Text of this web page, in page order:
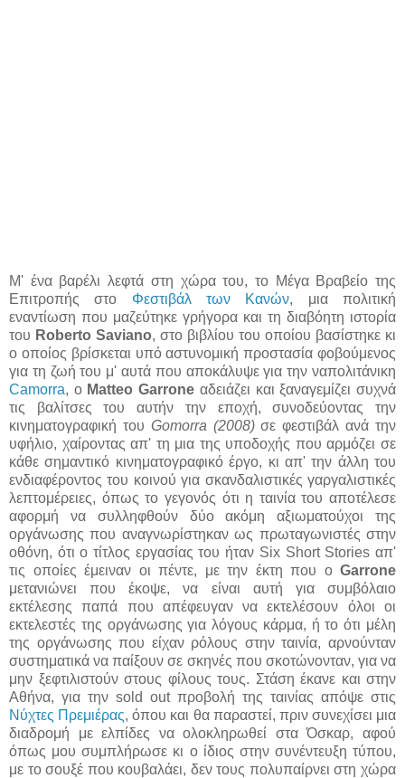
Μ' ένα βαρέλι λεφτά στη χώρα του, το Μέγα Βραβείο της
Επιτροπής στο Φεστιβάλ των Κανών, μια πολιτική
εναντίωση που μαζεύτηκε γρήγορα και τη διαβόητη ιστορία
του Roberto Saviano, στο βιβλίου του οποίου βασίστηκε κι
ο οποίος βρίσκεται υπό αστυνομική προστασία φοβούμενος
για τη ζωή του μ' αυτά που αποκάλυψε για την ναπολιτάνικη
Camorra, ο Matteo Garrone αδειάζει και ξαναγεμίζει συχνά
τις βαλίτσες του αυτήν την εποχή, συνοδεύοντας την
κινηματογραφική του Gomorra (2008)σε φεστιβάλ ανά την
υφήλιο, χαίροντας απ' τη μια της υποδοχής που αρμόζει σε
κάθε σημαντικό κινηματογραφικό έργο, κι απ' την άλλη του
ενδιαφέροντος του κοινού για σκανδαλιστικές γαργαλιστικές
λεπτομέρειες, όπως το γεγονός ότι η ταινία του αποτέλεσε
αφορμή να συλληφθούν δύο ακόμη αξιωματούχοι της
οργάνωσης που αναγνωρίστηκαν ως πρωταγωνιστές στην
οθόνη, ότι ο τίτλος εργασίας του ήταν Six Short Stories απ'
τις οποίες έμειναν οι πέντε, με την έκτη που ο Garrone
μετανιώνει που έκοψε, να είναι αυτή για συμβόλαιο
εκτέλεσης παπά που απέφευγαν να εκτελέσουν όλοι οι
εκτελεστές της οργάνωσης για λόγους κάρμα, ή το ότι μέλη
της οργάνωσης που είχαν ρόλους στην ταινία, αρνούνταν
συστηματικά να παίξουν σε σκηνές που σκοτώνονταν, για να
μην ξεφτιλιστούν στους φίλους τους. Στάση έκανε και στην
Αθήνα, για την sold out προβολή της ταινίας απόψε στις
Νύχτες Πρεμιέρας, όπου και θα παραστεί, πριν συνεχίσει μια
διαδρομή με ελπίδες να ολοκληρωθεί στα Όσκαρ, αφού
όπως μου συμπλήρωσε κι ο ίδιος στην συνέντευξη τύπου,
με το σουξέ που κουβαλάει, δεν τους πολυπαίρνει στη χώρα